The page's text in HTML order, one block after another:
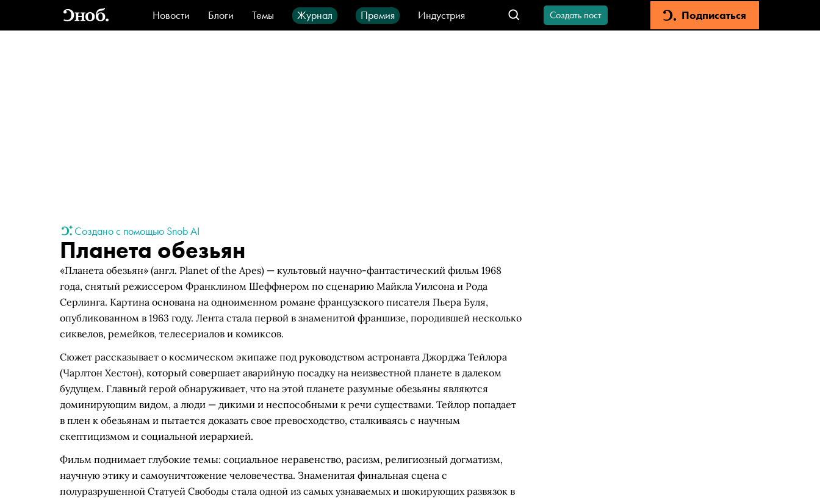
Новости Блоги Темы Журнал Премия
Индустрия
Стиль
Видео Город IT-продукты
Создать пост Подписаться
Создано с помощью Snob AI
Планета обезьян
«Планета обезьян» (англ. Planet of the Apes) — культовый научно-фантастический фильм 1968
года, снятый режиссером Франклином Шеффнером по сценарию Майкла Уилсона и Рода
Серлинга. Картина основана на одноименном романе французского писателя Пьера Буля,
опубликованном в 1963 году. Лента стала первой в знаменитой франшизе, породившей несколько
сиквелов, ремейков, телесериалов и комиксов.
Сюжет рассказывает о космическом экипаже под руководством астронавта Джорджа Тейлора
(Чарлтон Хестон), который совершает аварийную посадку на неизвестной планете в далеком
будущем. Главный герой обнаруживает, что на этой планете разумные обезьяны являются
доминирующим видом, а люди — дикими и неспособными к речи существами. Тейлор попадает
в плен к обезьянам и пытается доказать свое превосходство, сталкиваясь с научным
скептицизмом и социальной иерархией.
Фильм поднимает глубокие темы: социальное неравенство, расизм, религиозный догматизм,
научную этику и самоуничтожение человечества. Знаменитая финальная сцена с
полуразрушенной Статуей Свободы стала одной из самых узнаваемых и шокирующих развязок в